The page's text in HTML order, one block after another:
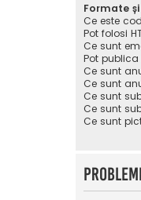
Formate
Ce este
Pot folosi
Ce sunt
Pot
Ce sunt
Ce sunt
Ce sunt
Ce sunt
Ce sunt